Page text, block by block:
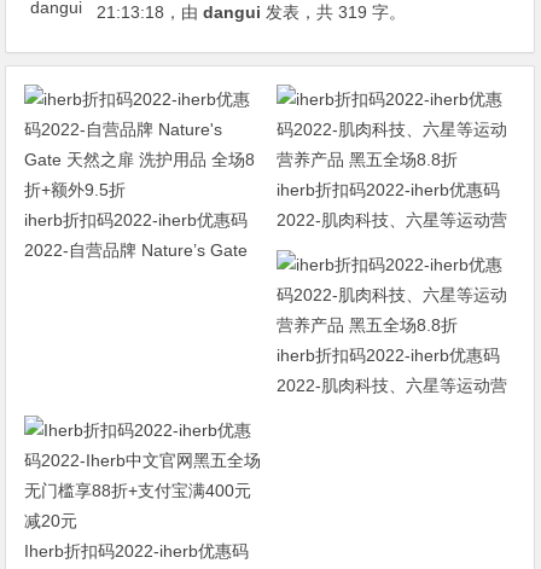
21:13:18 ，由dangui 发表，共 319 字。
iherb折扣码2022-iherb优惠码
2022-自营品牌 Nature’s Gate
iherb折扣码2022-iherb优惠码
2022-肌肉科技、六星等运动营
养产品 黑五全场8.8折
iherb折扣码2022-iherb优惠码
2022-肌肉科技、六星等运动营
Iherb折扣码2022-iherb优惠码